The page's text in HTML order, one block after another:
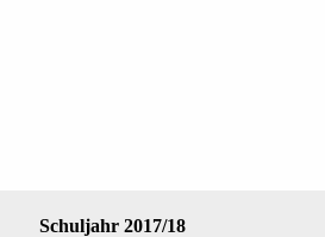
Schuljahr 2017/18